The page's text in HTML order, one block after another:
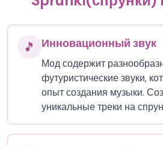
🎵 Инновационный звук
Мод содержит
футуристические звуки,
опыт создания музыки.
уникальные треки на